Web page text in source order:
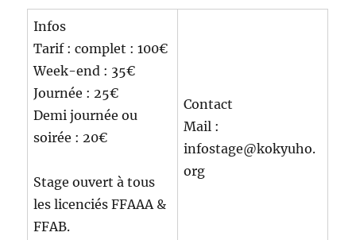
Infos
Tarif : complet : 100€
Week-end : 35€
Journée : 25€
Demi journée ou
soirée : 20€
Stage ouvert à tous
les licenciés FFAAA &
FFAB.
Contact
Mail :
infostage@kokyuho.
org